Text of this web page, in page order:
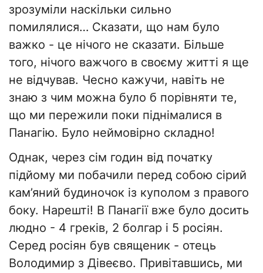
зрозуміли наскільки сильно
помилялися… Сказати, що нам було
важко - це нічого не сказати. Більше
того, нічого важчого в своєму житті я ще
не відчував. Чесно кажучи, навіть не
знаю з чим можна було б порівняти те,
що ми пережили поки піднімалися в
Панагію. Було неймовірно складно!
Однак, через сім годин від початку
підйому ми побачили перед собою сірий
кам’яний будиночок із куполом з правого
боку. Нарешті! В Панагії вже було досить
людно - 4 греків, 2 болгар і 5 росіян.
Серед росіян був священик - отець
Володимир з Дівеєво. Привітавшись, ми